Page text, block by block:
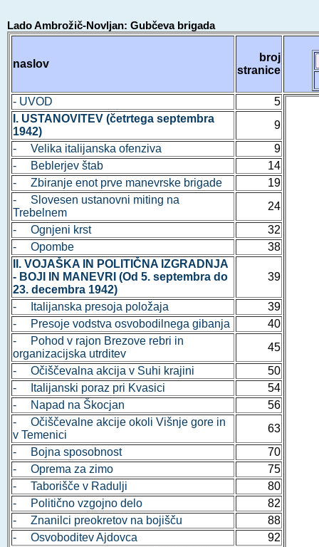
Lado Ambrožič-Novljan: Gubčeva brigada
naslov
broj
stranice
- UVOD
5
I. USTANOVITEV (četrtega septembra
1942)
9
- Velika italijanska ofenziva
9
- Beblerjev štab
14
- Zbiranje enot prve manevrske brigade
19
- Slovesen ustanovni miting na
Trebelnem
24
- Ognjeni krst
32
- Opombe
38
II. VOJAŠKA IN POLITIČNA IZGRADNJA
- BOJI IN MANEVRI (Od 5. septembra do
23. decembra 1942)
39
- Italijanska presoja položaja
39
- Presoje vodstva osvobodilnega gibanja
40
- Pohod v rajon Brezove rebri in
organizacijska utrditev
45
- Očiščevalna akcija v Suhi krajini
50
- Italijanski poraz pri Kvasici
54
- Napad na Škocjan
56
- Očiščevalne akcije okoli Višnje gore in
v Temenici
63
- Bojna sposobnost
70
- Oprema za zimo
75
- Taborišče v Radulji
80
- Politično vzgojno delo
82
- Znanilci preokretov na bojišču
88
- Osvoboditev Ajdovca
92